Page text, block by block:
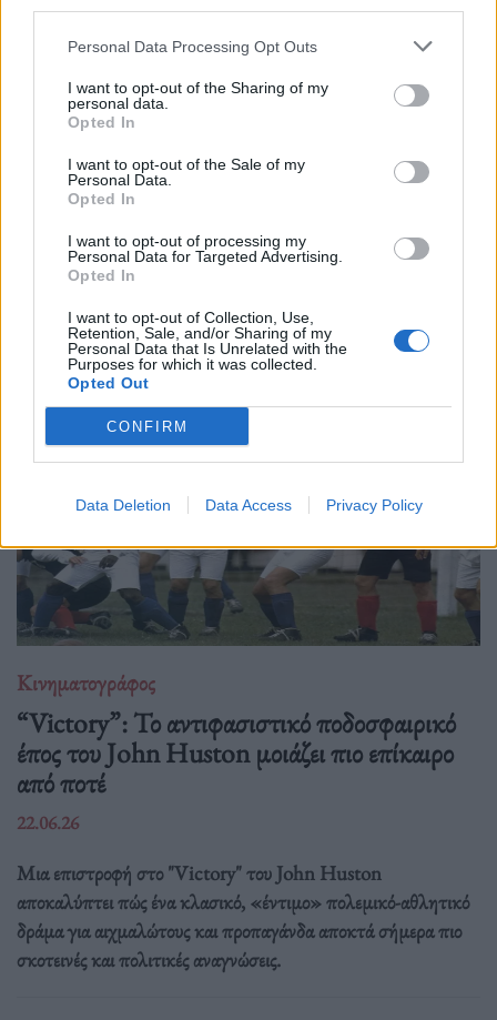
Personal Data Processing Opt Outs
I want to opt-out of the Sharing of my
personal data.
Opted In
I want to opt-out of the Sale of my
Personal Data.
Opted In
I want to opt-out of processing my
Personal Data for Targeted Advertising.
Opted In
I want to opt-out of Collection, Use,
Retention, Sale, and/or Sharing of my
Personal Data that Is Unrelated with the
Purposes for which it was collected.
Opted Out
CONFIRM
Data Deletion Data Access Privacy Policy
Κινηματογράφος
The Blair Witch Project επιστρέφει στους
κινηματογράφους με νέα ταινία το 2027
01.07.26
Όλα όσα γνωρίζουμε για τη νέα εκδοχή του The Blair Witch
Project από τη Lionsgate: ημερομηνία
Κινηματογράφος
“Victory”: Το αντιφασιστικό ποδοσφαιρικό
έπος του John Huston μοιάζει πιο επίκαιρο
από ποτέ
22.06.26
Μια επιστροφή στο "Victory" του John Huston
αποκαλύπτει πώς ένα κλασικό, «έντιμο» πολεμικό-αθλητικό
δράμα για αιχμαλώτους και προπαγάνδα αποκτά σήμερα πιο
σκοτεινές και πολιτικές αναγνώσεις.